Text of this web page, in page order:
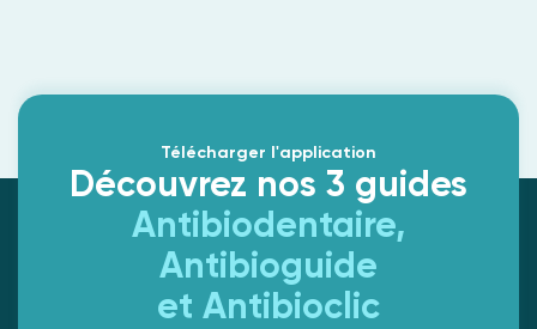
Télécharger l'application
Découvrez nos 3 guides
Antibiodentaire,
Antibioguide
et Antibioclic